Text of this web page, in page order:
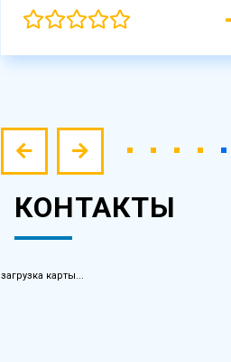
КОНТАКТЫ
загрузка карты...